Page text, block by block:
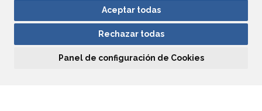
Si acepta pulsando el botón“Aceptar todas”
consideramos que acepta su uso. Si pulsa el botón
ninguna acción, se guardarán las cookies técnicas
Aceptar todas
Rechazar todas
Panel de configuración de Cookies